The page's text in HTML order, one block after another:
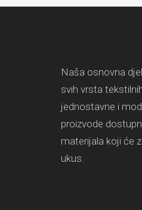
Naša osnovna
svih vrsta
jednostavne i
proizvode
materijala koji će
ukus.